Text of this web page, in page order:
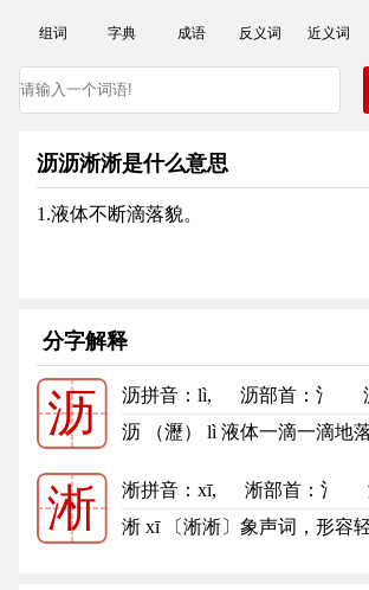
组词 字典 成语 反义词 近义词
沥沥淅淅是什么意思
1.液体不断滴落貌。
分字解释
沥 沥拼音 ：lì, 沥部首 ：氵
沥的笔顺
沥 （瀝） lì 液体一滴一滴地
淅 淅拼音 ：xī, 淅部首 ：氵
淅的笔顺
淅 xī 〔淅淅〕象声词，形容